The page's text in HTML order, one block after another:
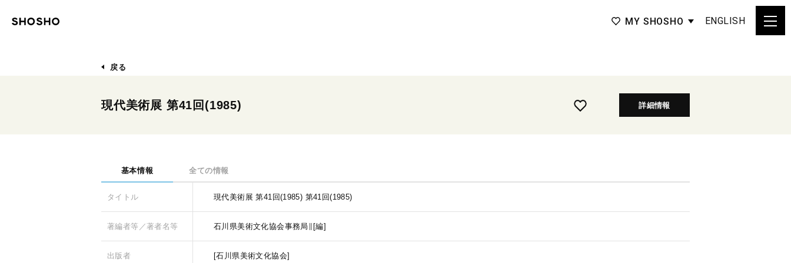
MY SHOSHO ENGLISH
戻る
現代美術展 第41回(1985) 詳細情報
基本情報 全ての情報
タイトル 現代美術展 第41回(1985) 第41回(1985)
著編者等／著者名等 石川県美術文化協会事務局∥[編]
出版者 [石川県美術文化協会]